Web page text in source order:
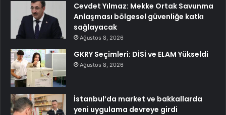
Cevdet Yılmaz: Mekke Ortak Savunma
Anlaşması bölgesel güvenliğe katkı
sağlayacak
Ağustos 8, 2026
GKRY Seçimleri: DİSİ ve ELAM Yükseldi
Ağustos 8, 2026
İstanbul’da market ve bakkallarda
yeni uygulama devreye girdi